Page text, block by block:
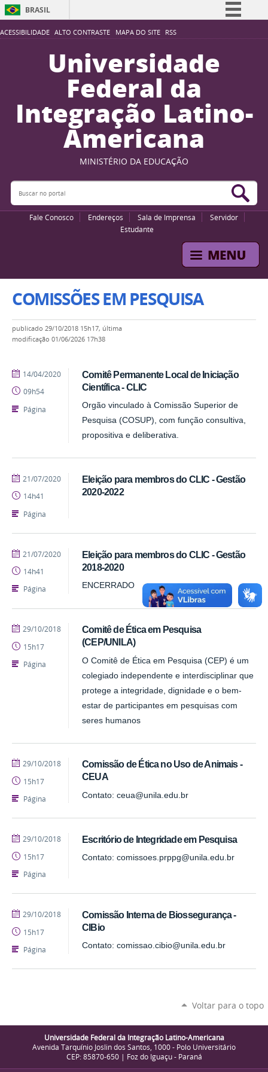
ACESSIBILIDADE ALTO CONTRASTE MAPA DO SITE RSS
BRASIL
Simplifique!
Participe
Acesso à informação
Legislação
Canais
Universidade
Federal da
Integração Latino-
Americana
MINISTÉRIO DA EDUCAÇÃO
Buscar no portal
Fale Conosco Endereços Sala de Imprensa
Servidor
Estudante
COMISSÕES EM PESQUISA
publicado 29/10/2018 15h17, última
modificação 01/06/2026 17h38
Comitê Permanente Local de Iniciação
Científica - CLIC
Orgão vinculado à Comissão Superior de
Pesquisa (COSUP), com função consultiva,
propositiva e deliberativa.
publicado
14/04/2020
09h54
Página
Eleição para membros do CLIC - Gestão
2020-2022
publicado
21/07/2020
14h41
Página
Eleição para membros do CLIC - Gestão
2018-2020
ENCERRADO
publicado
21/07/2020
14h41
Página
Comitê de Ética em Pesquisa
(CEP/UNILA)
O Comitê de Ética em Pesquisa (CEP) é um
colegiado independente e interdisciplinar que
protege a integridade, dignidade e o bem-
estar de participantes em pesquisas com
seres humanos
publicado
29/10/2018
15h17
Página
Comissão de Ética no Uso de Animais -
CEUA
Contato: ceua@unila.edu.br
publicado
29/10/2018
15h17
Página
Escritório de Integridade em Pesquisa
Contato: comissoes.prppg@unila.edu.br
publicado
29/10/2018
15h17
Página
Comissão Interna de Biossegurança -
CIBio
Contato: comissao.cibio@unila.edu.br
publicado
29/10/2018
15h17
Página
Voltar para o topo
Universidade Federal da Integração Latino-Americana
Avenida Tarquínio Joslin dos Santos, 1000 - Polo Universitário
CEP: 85870-650 | Foz do Iguaçu - Paraná